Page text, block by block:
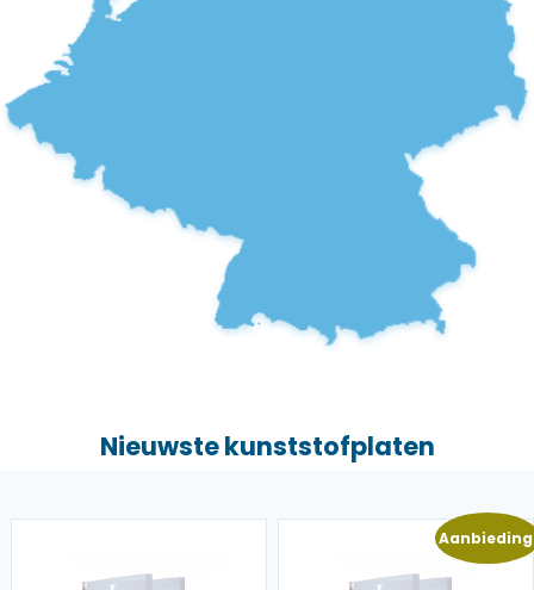
Nieuwste kunststofplaten